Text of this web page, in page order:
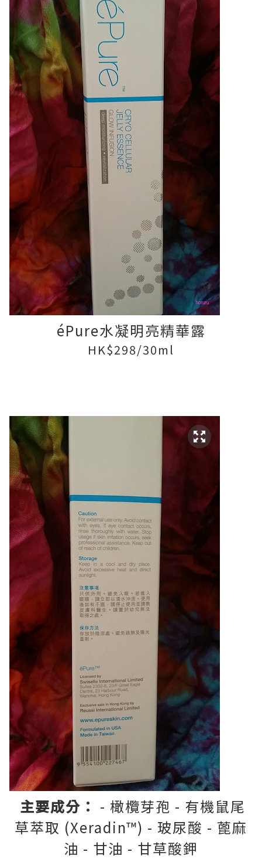
éPure水凝明亮精華露
HK$298/30ml
主要成分 ： - 橄欖芽孢 - 有機鼠尾
草萃取 (Xeradin™) - 玻尿酸 - 蓖麻
油 - 甘油 - 甘草酸鉀